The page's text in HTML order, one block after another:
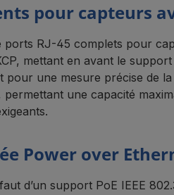
pour capteurs
ports RJ-45 complets pour
mettant en avant le
pour une mesure précise de
une capacité
Power over
d’un support PoE IEEE